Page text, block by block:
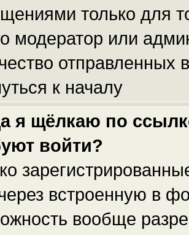
только для
модератор или
к началу
я щёлкаю по
войти?
встроенную в
вообще